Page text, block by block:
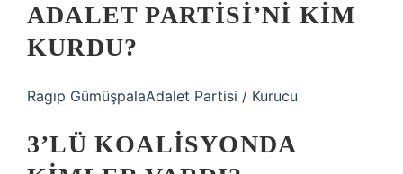
ADALET PARTISI’NI KIM
KURDU?
Ragıp GümüşpalaAdalet Partisi / Kurucu
3’LÜ KOALISYONDA